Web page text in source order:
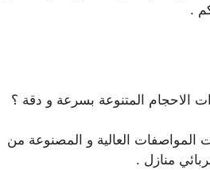
.
الاحجام المتنوعة بسرعة و دقة ؟
المواصفات العالية و المصنوعة من
منازل .